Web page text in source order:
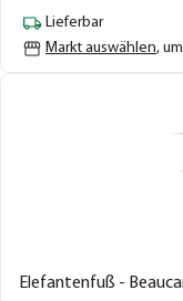
Lieferbar
Markt auswählen,
Elefantenfuß -